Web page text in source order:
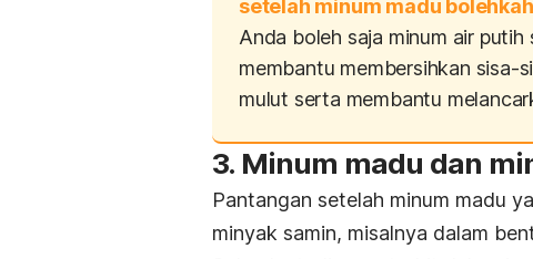
setelah minum madu
Anda boleh saja minum air
membantu membersihkan sisa-
mulut serta membantu
3. Minum madu dan
Pantangan setelah minum madu
minyak samin, misalnya dalam